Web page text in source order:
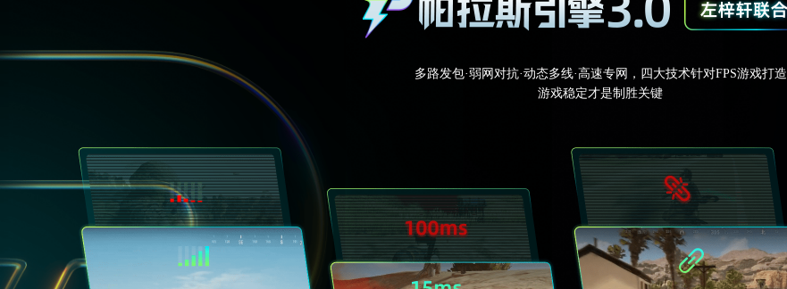
多路发包·弱网对抗·动态多线·高速专网，四大技术针对FPS游戏打造
游戏稳定才是制胜关键